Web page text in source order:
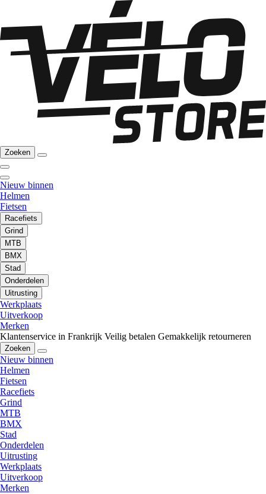
Zoeken
Nieuw binnen
Helmen
Fietsen
Racefiets
Grind
MTB
BMX
Stad
Onderdelen
Uitrusting
Werkplaats
Uitverkoop
Merken
Klantenservice in Frankrijk Veilig betalen Gemakkelijk retourneren
Zoeken
Nieuw binnen
Helmen
Fietsen
Racefiets
Grind
MTB
BMX
Stad
Onderdelen
Uitrusting
Werkplaats
Uitverkoop
Merken